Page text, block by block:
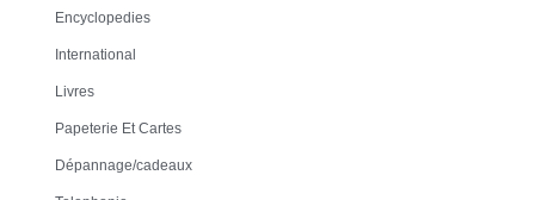
Encyclopedies
International
Livres
Papeterie Et Cartes
Dépannage/cadeaux